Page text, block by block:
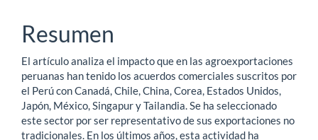
artículo
Resumen
El artículo analiza el impacto que en las agroexportaciones
peruanas han tenido los acuerdos comerciales suscritos por
el Perú con Canadá, Chile, China, Corea, Estados Unidos,
Japón, México, Singapur y Tailandia. Se ha seleccionado
este sector por ser representativo de sus exportaciones no
tradicionales. En los últimos años, esta actividad ha